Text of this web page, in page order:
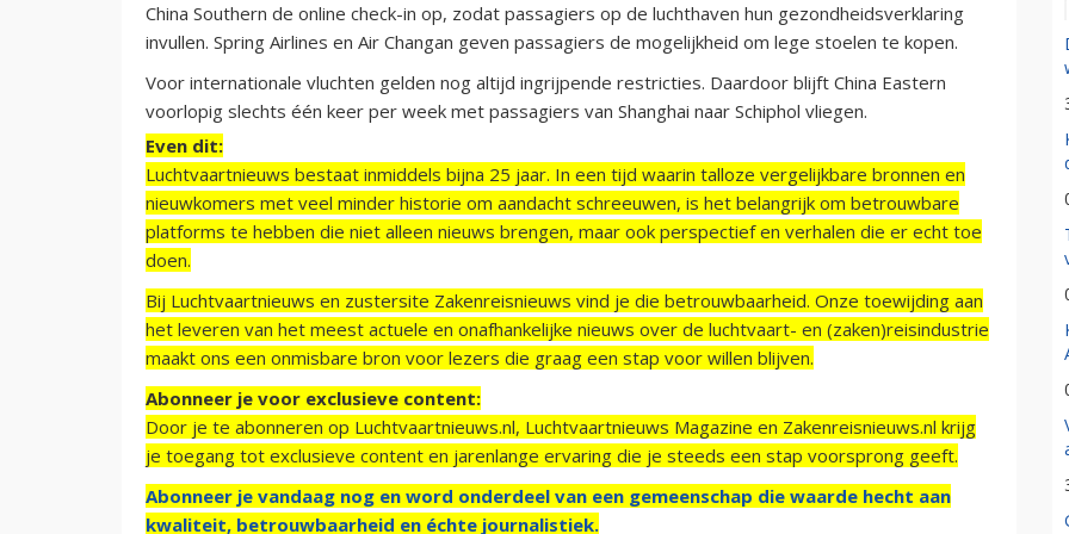
China Southern de online check-in op, zodat passagiers op de luchthaven hun gezondheidsverklaring
invullen. Spring Airlines en Air Changan geven passagiers de mogelijkheid om lege stoelen te kopen.
Voor internationale vluchten gelden nog altijd ingrijpende restricties. Daardoor blijft China Eastern
voorlopig slechts één keer per week met passagiers van Shanghai naar Schiphol vliegen.
Even dit:
Luchtvaartnieuws bestaat inmiddels bijna 25 jaar. In een tijd waarin talloze vergelijkbare bronnen en
nieuwkomers met veel minder historie om aandacht schreeuwen, is het belangrijk om betrouwbare
platforms te hebben die niet alleen nieuws brengen, maar ook perspectief en verhalen die er echt toe
doen.
Bij Luchtvaartnieuws en zustersite Zakenreisnieuws vind je die betrouwbaarheid. Onze toewijding aan
het leveren van het meest actuele en onafhankelijke nieuws over de luchtvaart- en (zaken)reisindustrie
maakt ons een onmisbare bron voor lezers die graag een stap voor willen blijven.
Abonneer je voor exclusieve content:
Door je te abonneren op Luchtvaartnieuws.nl, Luchtvaartnieuws Magazine en Zakenreisnieuws.nl krijg
je toegang tot exclusieve content en jarenlange ervaring die je steeds een stap voorsprong geeft.
Abonneer je vandaag nog en word onderdeel van een gemeenschap die waarde hecht aan
kwaliteit, betrouwbaarheid en échte journalistiek.